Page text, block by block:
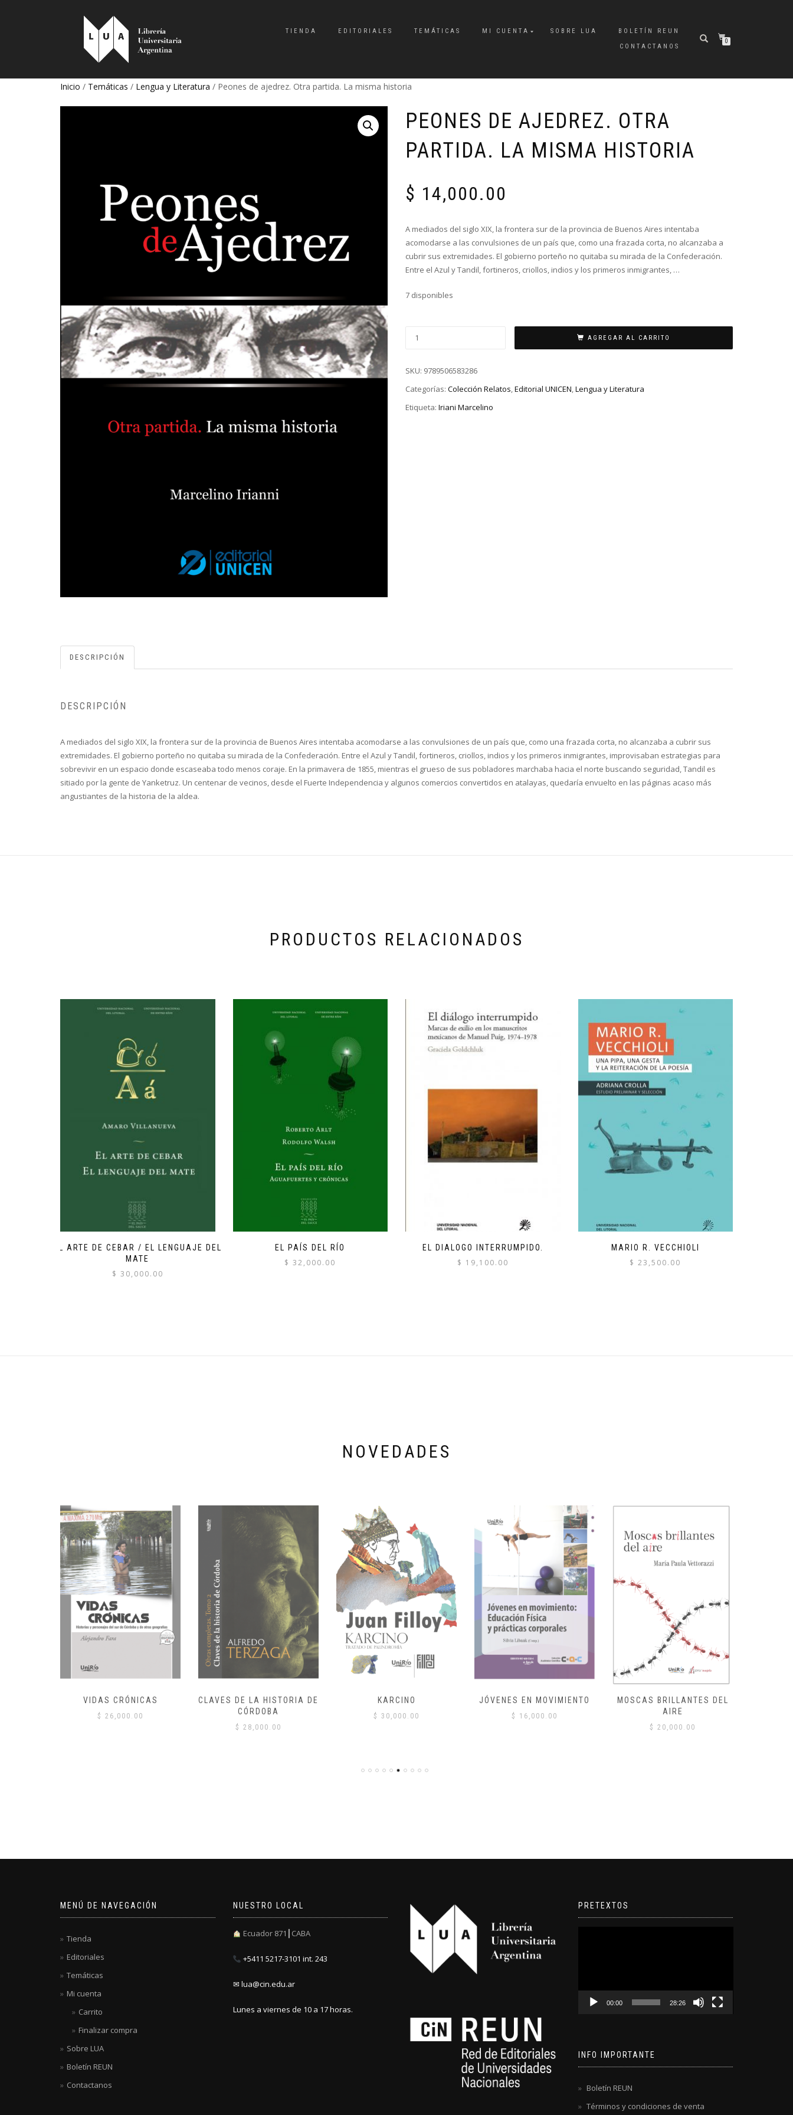
TIENDA EDITORIALES TEMÁTICAS MI CUENTA SOBRE LUA
BOLETÍN REUN
CONTACTANOS
0
Inicio / Temáticas / Lengua y Literatura / Peones de ajedrez. Otra partida. La misma historia
PEONES DE AJEDREZ. OTRA
PARTIDA. LA MISMA HISTORIA
$ 14,000.00
A mediados del siglo XIX, la frontera sur de la provincia de Buenos Aires intentaba
acomodarse a las convulsiones de un país que, como una frazada corta, no alcanzaba a
cubrir sus extremidades. El gobierno porteño no quitaba su mirada de la Confederación.
Entre el Azul y Tandil, fortineros, criollos, indios y los primeros inmigrantes, …
7 disponibles
AGREGAR AL CARRITO
SKU: 9789506583286
Categorías: Colección Relatos,Editorial UNICEN,Lengua y Literatura
Etiqueta: Iriani Marcelino
DESCRIPCIÓN
DESCRIPCIÓN
A mediados del siglo XIX, la frontera sur de la provincia de Buenos Aires intentaba acomodarse a las convulsiones de un país que, como una frazada corta, no alcanzaba a cubrir sus
extremidades. El gobierno porteño no quitaba su mirada de la Confederación. Entre el Azul y Tandil, fortineros, criollos, indios y los primeros inmigrantes, improvisaban estrategias para
sobrevivir en un espacio donde escaseaba todo menos coraje. En la primavera de 1855, mientras el grueso de sus pobladores marchaba hacia el norte buscando seguridad, Tandil es
sitiado por la gente de Yanketruz. Un centenar de vecinos, desde el Fuerte Independencia y algunos comercios convertidos en atalayas, quedaría envuelto en las páginas acaso más
angustiantes de la historia de la aldea.
PRODUCTOS RELACIONADOS
EL ARTE DE CEBAR / EL LENGUAJE DEL
MATE
$ 30,000.00
EL PAÍS DEL RÍO
$ 32,000.00
EL DIALOGO INTERRUMPIDO.
$ 19,100.00
MARIO R. VECCHIOLI
$ 23,500.00
NOVEDADES
VIDAS CRÓNICAS
$ 26,000.00
CLAVES DE LA HISTORIA DE
CÓRDOBA
$ 28,000.00
KARCINO
$ 30,000.00
JÓVENES EN MOVIMIENTO
$ 16,000.00
MOSCAS BRILLANTES DEL
AIRE
$ 20,000.00
MENÚ DE NAVEGACIÓN
Tienda
Editoriales
Temáticas
Mi cuenta
Carrito
Finalizar compra
Sobre LUA
Boletín REUN
Contactanos
NUESTRO LOCAL
Ecuador 871┃CABA
+5411 5217-3101 int. 243
✉ lua@cin.edu.ar
Lunes a viernes de 10 a 17 horas.
PRETEXTOS
00:00 28:26
INFO IMPORTANTE
Boletín REUN
Términos y condiciones de venta